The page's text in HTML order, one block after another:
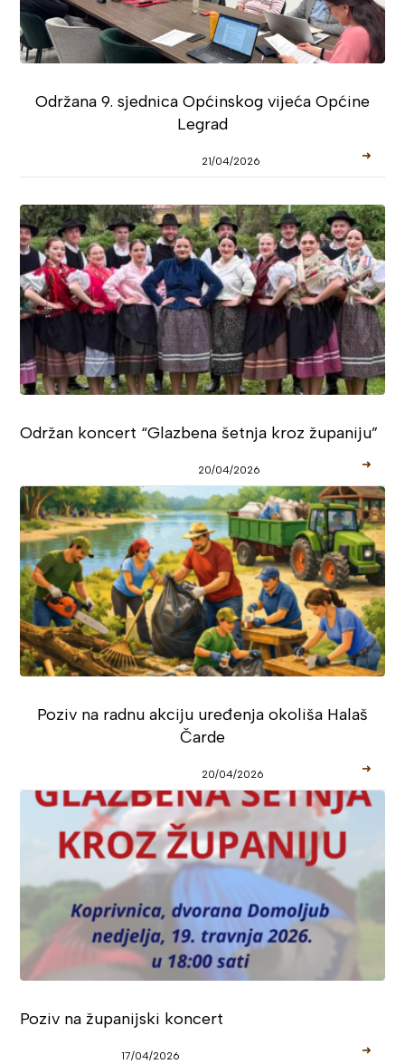
Održana 9. sjednica Općinskog vijeća Općine
Legrad
21/04/2026 ➜
Održan koncert “Glazbena šetnja kroz županiju”
20/04/2026 ➜
Poziv na radnu akciju uređenja okoliša Halaš
Čarde
20/04/2026 ➜
Poziv na županijski koncert
17/04/2026 ➜